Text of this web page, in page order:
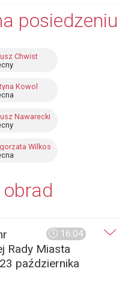
posiedzeniu
Chwist
Kowol
Nawarecki
Wilkos
obrad
16:04
Rady Miasta
października